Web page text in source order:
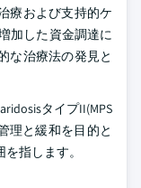
療および支持的ケ
加した資金調達に
な治療法の発見と
タイプII(MPS
理と緩和を目的と
指します。